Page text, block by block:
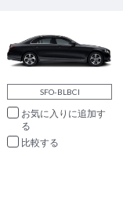
SFO-BLBCI
お気に入りに追加
比較